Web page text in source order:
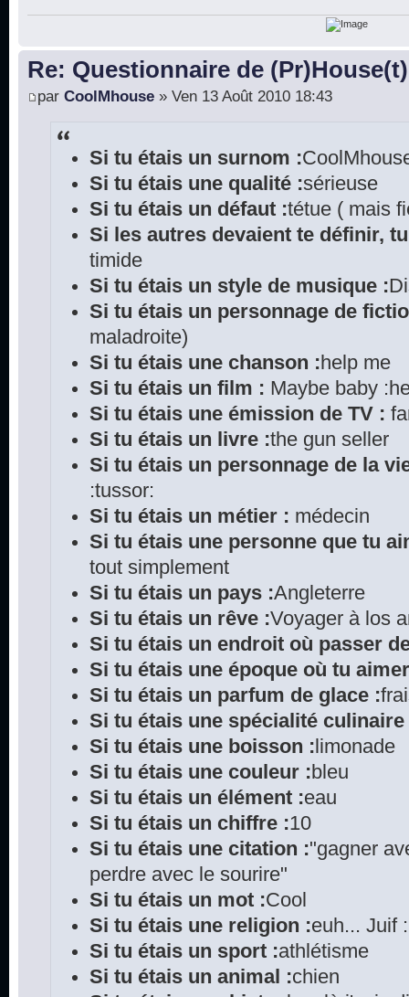
Re: Questionnaire de (Pr)House(t)
par CoolMhouse » Ven 13 Août 2010 18:43
Si tu étais un surnom :
Si tu étais une qualité :sérieuse
Si tu étais un défaut :tétue ( mais
Si les autres devaient te définir,
timide
Si tu étais un style de musique :
Si tu étais un personnage de
maladroite)
Si tu étais une chanson :help me
Si tu étais un film : Maybe baby
Si tu étais une émission de TV :
Si tu étais un livre :the gun seller
Si tu étais un personnage de la
:tussor:
Si tu étais un métier : médecin
Si tu étais une personne que tu
tout simplement
Si tu étais un pays :Angleterre
Si tu étais un rêve :Voyager à los
Si tu étais un endroit où passer
Si tu étais une époque où tu
Si tu étais un parfum de glace :
Si tu étais une spécialité culinaire
Si tu étais une boisson : limonade
Si tu étais une couleur :bleu
Si tu étais un élément :eau
Si tu étais un chiffre :10
Si tu étais une citation :"gagner
perdre avec le sourire"
Si tu étais un mot :Cool
Si tu étais une religion :euh... Juif
Si tu étais un sport :athlétisme
Si tu étais un animal :chien